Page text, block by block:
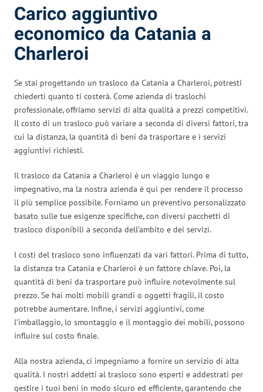
Carico aggiuntivo
economico da Catania a
Charleroi
Se stai progettando un trasloco da Catania a Charleroi, potresti
chiederti quanto ti costerà. Come azienda di traslochi
professionale, offriamo servizi di alta qualità a prezzi competitivi.
Il costo di un trasloco può variare a seconda di diversi fattori, tra
cui la distanza, la quantità di beni da trasportare e i servizi
aggiuntivi richiesti.
Il trasloco da Catania a Charleroi è un viaggio lungo e
impegnativo, ma la nostra azienda è qui per rendere il processo
il più semplice possibile. Forniamo un preventivo personalizzato
basato sulle tue esigenze specifiche, con diversi pacchetti di
trasloco disponibili a seconda dell’ambito e dei servizi.
I costi del trasloco sono influenzati da vari fattori. Prima di tutto,
la distanza tra Catania e Charleroi è un fattore chiave. Poi, la
quantità di beni da trasportare può influire notevolmente sul
prezzo. Se hai molti mobili grandi o oggetti fragili, il costo
potrebbe aumentare. Infine, i servizi aggiuntivi, come
l’imballaggio, lo smontaggio e il montaggio dei mobili, possono
influire sul costo finale.
Alla nostra azienda, ci impegniamo a fornire un servizio di alta
qualità. I nostri addetti al trasloco sono esperti e addestrati per
gestire i tuoi beni in modo sicuro ed efficiente, garantendo che